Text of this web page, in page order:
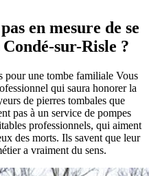
en mesure de se
sur-Risle ?
pour une tombe familiale Vous
qui saura honorer la
de pierres tombales que
pas à un service de pompes
professionnels, qui aiment
des morts. Ils savent que leur
a vraiment du sens.